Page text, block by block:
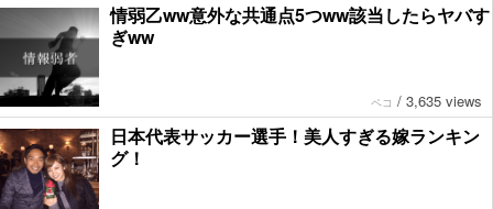
情弱乙ww意外な共通点5つww該当したらヤバす
ぎww
ペコ / 3,635 views
日本代表サッカー選手！美人すぎる嫁ランキン
グ！